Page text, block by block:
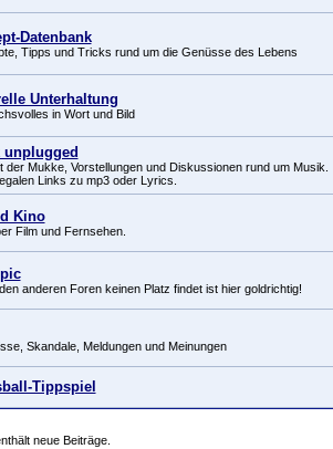
Datenbank
Tipps und Tricks rund um die Genüsse des Lebens
Unterhaltung
in Wort und Bild
unplugged
der Mukke, Vorstellungen und Diskussionen rund um Musik.
Links zu mp3 oder Lyrics.
Kino
Film und Fernsehen.
anderen Foren keinen Platz findet ist hier goldrichtig!
Skandale, Meldungen und Meinungen
Tippspiel
neue Beiträge.